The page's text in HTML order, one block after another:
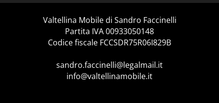
Valtellina Mobile di Sandro Faccinelli
Partita IVA 00933050148
Codice fiscale FCCSDR75R06I829B
sandro.faccinelli@legalmail.it
info@valtellinamobile.it